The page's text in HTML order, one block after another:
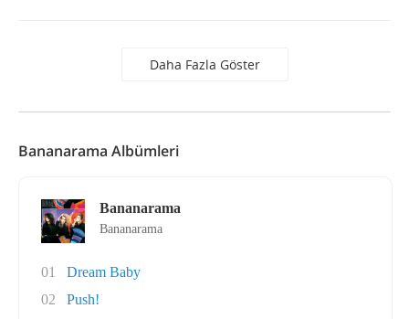
Daha Fazla Göster
Bananarama Albümleri
Bananarama
Bananarama
01
Dream Baby
02
Push!